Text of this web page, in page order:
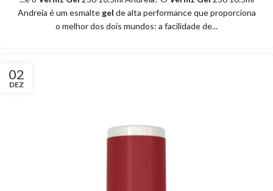
Andreia é um esmalte gel de alta performance que proporciona
o melhor dos dois mundos: a facilidade de...
02
DEZ